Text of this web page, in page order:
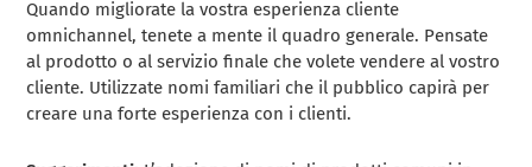
Quando migliorate la vostra esperienza cliente
omnichannel, tenete a mente il quadro generale. Pensate
al prodotto o al servizio finale che volete vendere al vostro
cliente. Utilizzate nomi familiari che il pubblico capirà per
creare una forte esperienza con i clienti.